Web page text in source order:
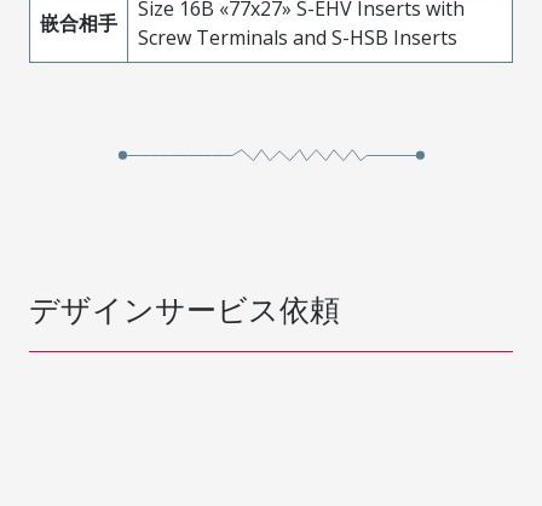
嵌合相手
Size 16B «77x27» S-EHV Inserts with
Screw Terminals and S-HSB Inserts
デザインサービス依頼